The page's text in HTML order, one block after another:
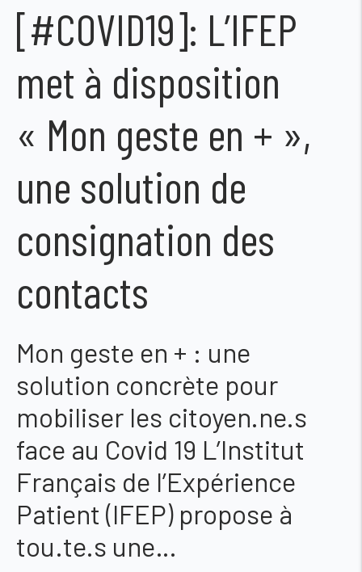
[#COVID19]: L’IFEP
met à disposition
« Mon geste en + »,
une solution de
consignation des
contacts
Mon geste en + : une
solution concrète pour
mobiliser les citoyen.ne.s
face au Covid 19 L’Institut
Français de l’Expérience
Patient (IFEP) propose à
tou.te.s une…